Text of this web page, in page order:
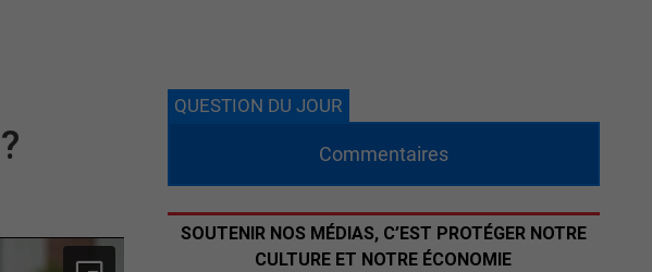
QUESTION DU JOUR
Commentaires
SOUTENIR NOS MÉDIAS, C’EST PROTÉGER NOTRE
CULTURE ET NOTRE ÉCONOMIE